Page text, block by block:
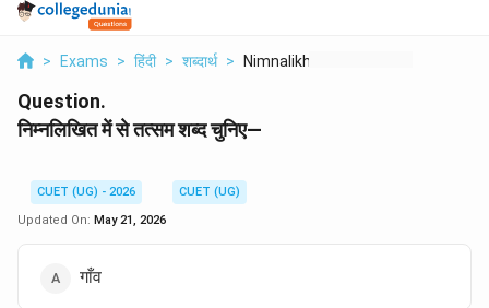
> Exams > हिंदी > शब्दार्थ > Nimnalikhit Mein Se ...
Question.
निम्नलिखित में से तत्सम शब्द चुनिए—
CUET (UG) - 2026
CUET (UG)
Updated On: May 21, 2026
गाँव